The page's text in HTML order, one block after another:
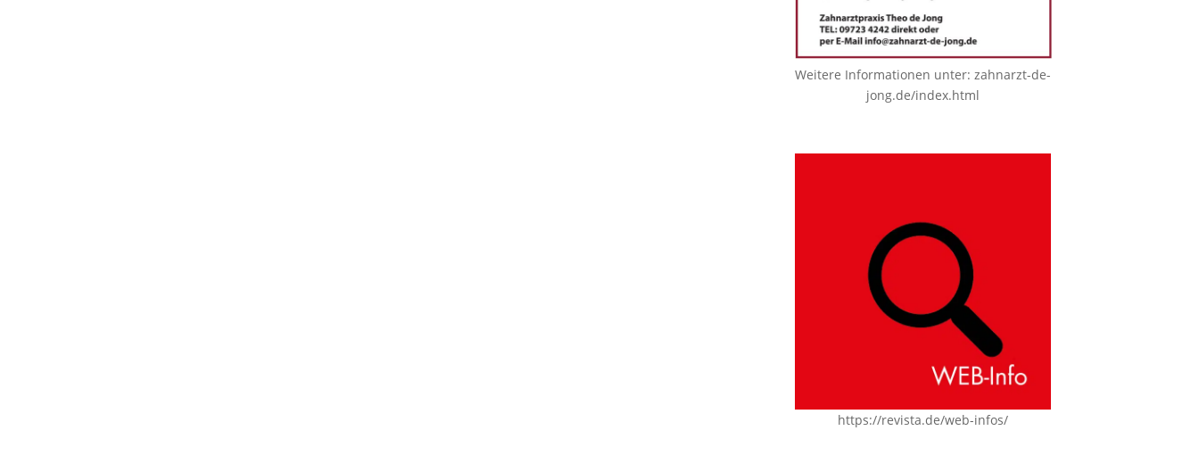
Weitere Informationen unter:zahnarzt-de-
jong.de/index.html
https://revista.de/web-infos/